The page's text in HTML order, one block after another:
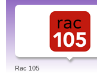
Rac 105